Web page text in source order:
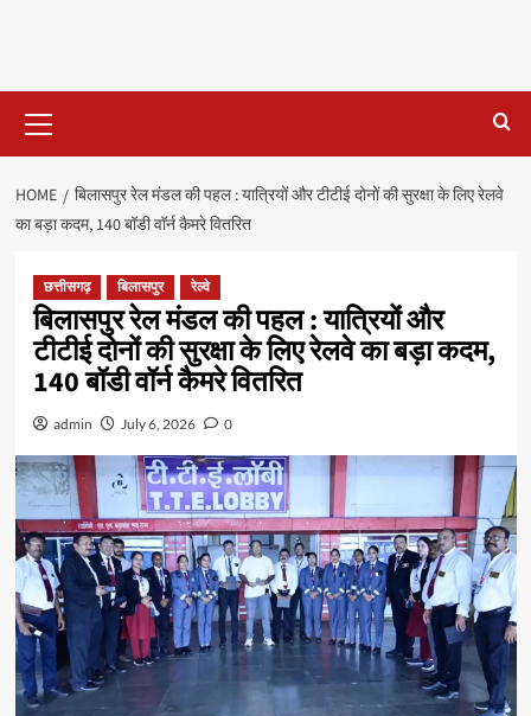
Menu
HOME
बिलासपुर रेल मंडल की पहल : यात्रियों और टीटीई दोनों की सुरक्षा के लिए रेलवे
का बड़ा कदम, 140 बॉडी वॉर्न कैमरे वितरित
छत्तीसगढ़ बिलासपुर रेल्वे
बिलासपुर रेल मंडल की पहल : यात्रियों और
टीटीई दोनों की सुरक्षा के लिए रेलवे का बड़ा कदम,
140 बॉडी वॉर्न कैमरे वितरित
admin July 6, 2026 0